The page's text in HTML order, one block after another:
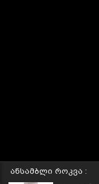
ანსამბლი როკვა :